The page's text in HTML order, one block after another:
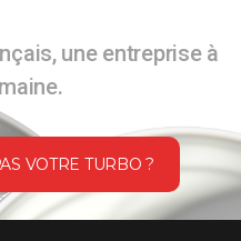
une entreprise à
VOTRE TURBO ?